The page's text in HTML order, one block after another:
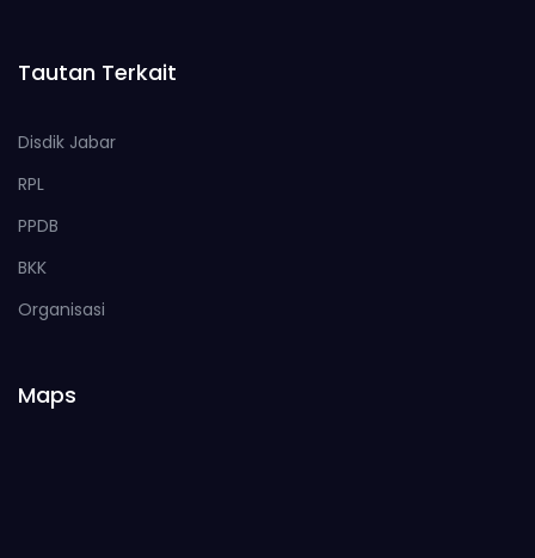
Tautan Terkait
Disdik Jabar
RPL
PPDB
BKK
Organisasi
Maps